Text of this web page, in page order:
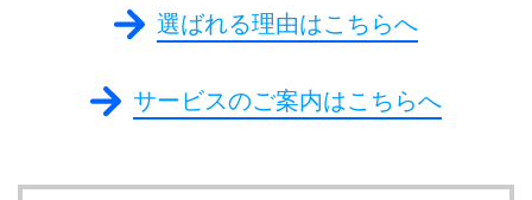
選ばれる理由はこちらへ
サービスのご案内はこちらへ